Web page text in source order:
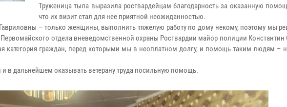
Труженица тыла выразила росгвардейцам благодарность за оказанную
что их визит стал для нее приятной неожиданностью.
– только женщины, выполнить тяжелую работу по дому некому, поэтому мы
Первомайского отдела вневедомственной охраны Росгвардии майор полиции Константин
категория граждан, перед которыми мы в неоплатном долгу, и помощь таким людям –
в дальнейшем оказывать ветерану труда посильную помощь.